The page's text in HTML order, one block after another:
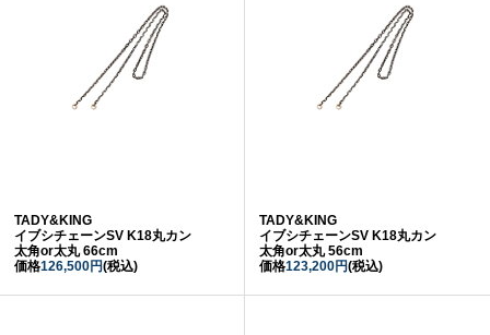
TADY&KING
イブシチェーンSV K18丸カン
太角or太丸 66cm
価格126,500円(税込)
TADY&KING
イブシチェーンSV K18丸カン
太角or太丸 56cm
価格123,200円(税込)